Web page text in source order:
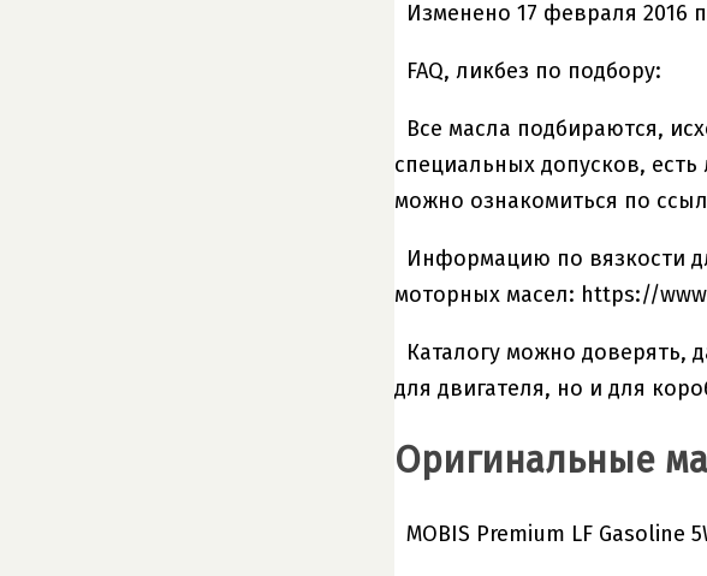
Изменено 17 февраля 2016
FAQ, ликбез по подбору:
Все масла подбираются,
специальных допусков,
можно ознакомиться по
Информацию по вязкости
моторных масел: https://
Каталогу можно доверять,
для двигателя, но и для
Оригинальные
MOBIS Premium LF Gasoline